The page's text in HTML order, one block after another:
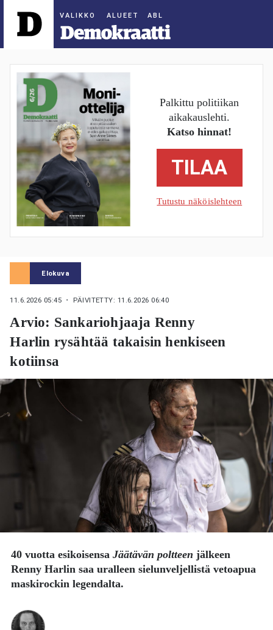
ALUEET
Palkittu politiikan
aikakauslehti.
Katso hinnat!
TILAA
Tutustu näköislehteen
Elokuva
11.6.2026 05:45 ・ PÄIVITETTY: 11.6.2026 06:40
Arvio: Sankariohjaaja Renny
Harlin rysähtää takaisin henkiseen
kotiinsa
40 vuotta esikoisensaJäätävän poltteen jälkeen
Renny Harlin saa uralleen sielunveljellistä vetoapua
maskirockin legendalta.